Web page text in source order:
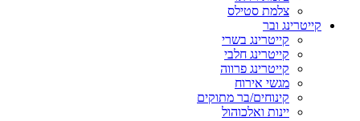
צלמת סטילס
קייטרינג ובר
קייטרינג בשרי
קייטרינג חלבי
קייטרינג פרווה
מגשי אירוח
קינוחים/בר מתוקים
יינות ואלכוהול